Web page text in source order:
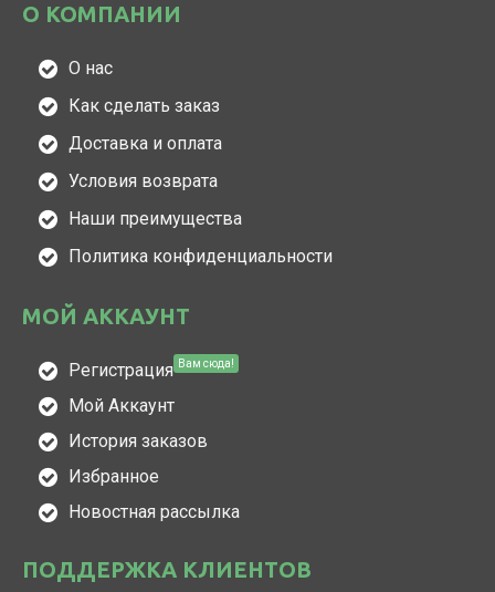
О КОМПАНИИ
О нас
Как сделать заказ
Доставка и оплата
Условия возврата
Наши преимущества
Политика конфиденциальности
МОЙ АККАУНТ
Регистрация Вам сюда!
Мой Аккаунт
История заказов
Избранное
Новостная рассылка
ПОДДЕРЖКА КЛИЕНТОВ